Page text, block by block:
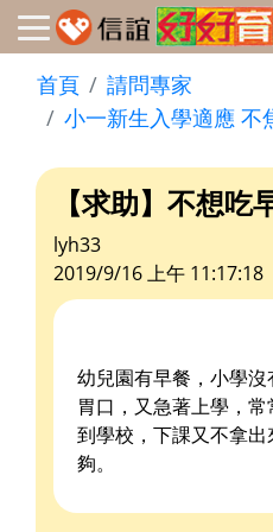
首頁
請問專家
小一新生入學適應 不
【求助】不想吃
lyh33
2019/9/16 上午 11:17:18
幼兒園有早餐，小學
胃口，又急著上學，
到學校，下課又不拿
夠。